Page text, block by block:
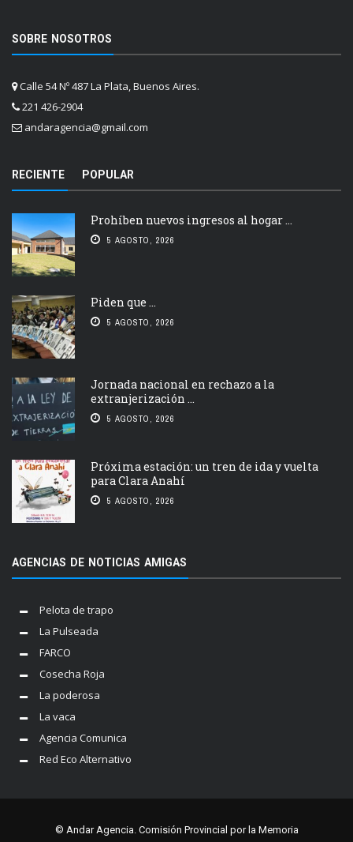
SOBRE NOSOTROS
Calle 54 Nº 487 La Plata, Buenos Aires.
221 426-2904
andaragencia@gmail.com
RECIENTE POPULAR
Prohíben nuevos ingresos al hogar ...
5 AGOSTO, 2026
Piden que ...
5 AGOSTO, 2026
Jornada nacional en rechazo a la
extranjerización ...
5 AGOSTO, 2026
Próxima estación: un tren de ida y vuelta
para Clara Anahí
5 AGOSTO, 2026
AGENCIAS DE NOTICIAS AMIGAS
Pelota de trapo
La Pulseada
FARCO
Cosecha Roja
La poderosa
La vaca
Agencia Comunica
Red Eco Alternativo
© Andar Agencia. Comisión Provincial por la Memoria